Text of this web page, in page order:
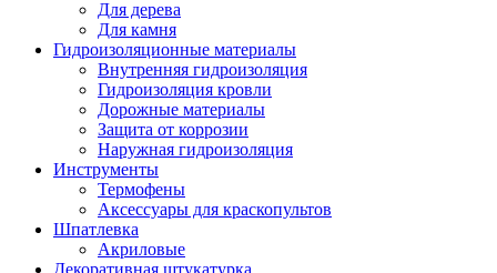
Для дерева
Для камня
Гидроизоляционные материалы
Внутренняя гидроизоляция
Гидроизоляция кровли
Дорожные материалы
Защита от коррозии
Наружная гидроизоляция
Инструменты
Термофены
Аксессуары для краскопультов
Шпатлевка
Акриловые
Декоративная штукатурка